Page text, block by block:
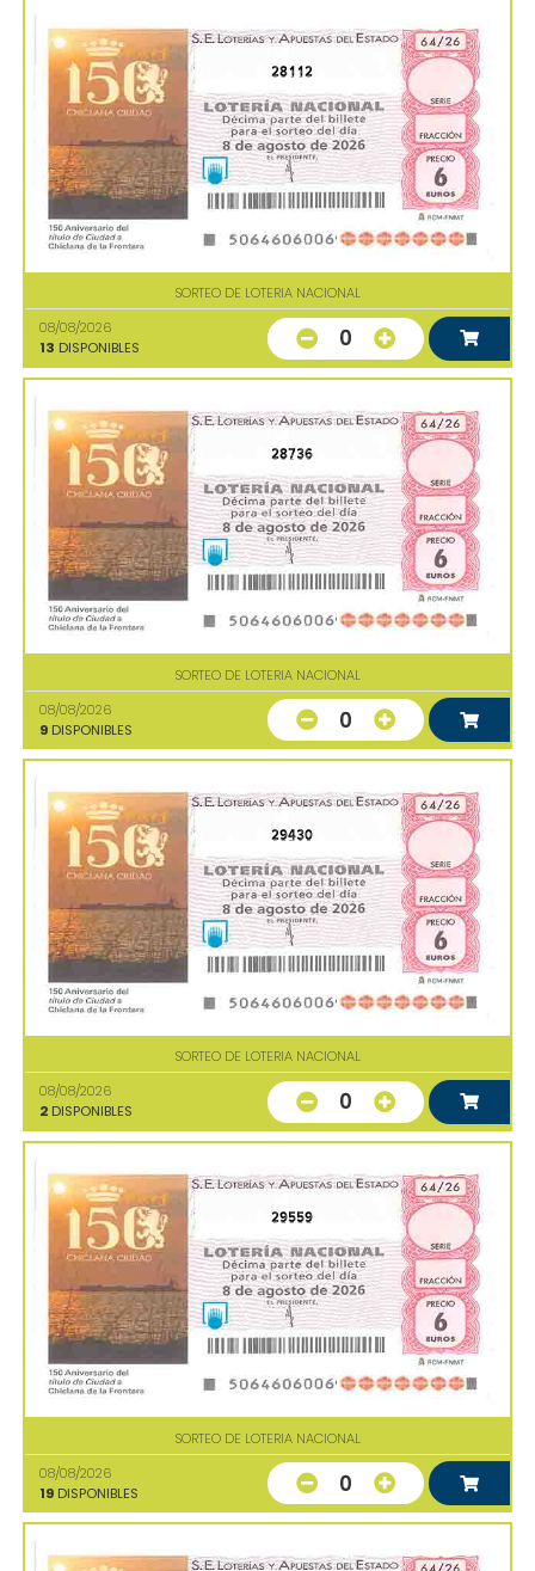
28112
SORTEO DE LOTERIA NACIONAL
08/08/2026
13 DISPONIBLES 0
28736
SORTEO DE LOTERIA NACIONAL
08/08/2026
9 DISPONIBLES 0
29430
SORTEO DE LOTERIA NACIONAL
08/08/2026
2 DISPONIBLES 0
29559
SORTEO DE LOTERIA NACIONAL
08/08/2026
19 DISPONIBLES 0